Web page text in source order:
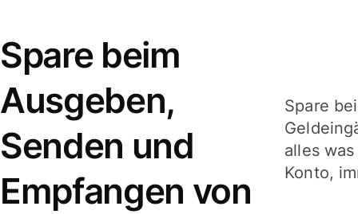
Spare beim
Ausgeben,
Senden und
Empfangen von
Spare
alles
Konto,